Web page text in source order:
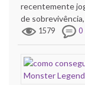
recentemente
de
1579 0